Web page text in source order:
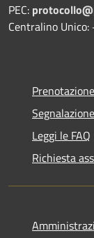
PEC:
Centralino
Leggi le FAQ
Richiesta